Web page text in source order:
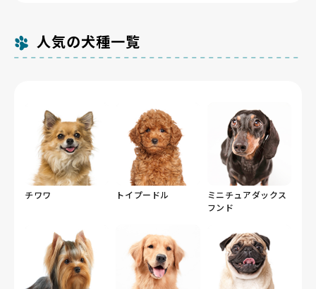
の掲載数が多くないのは、親犬の飼育環境や出産頻度ま
で確認したうえで厳選しているためです。茨城県内には
茨城県のスタンダードダックスフンドの価格相場（掲載
中の目安）
約18万〜33万円（個体差があります）
人気の犬種一覧
チワワ トイプードル
ミニチュアダックス
フンド